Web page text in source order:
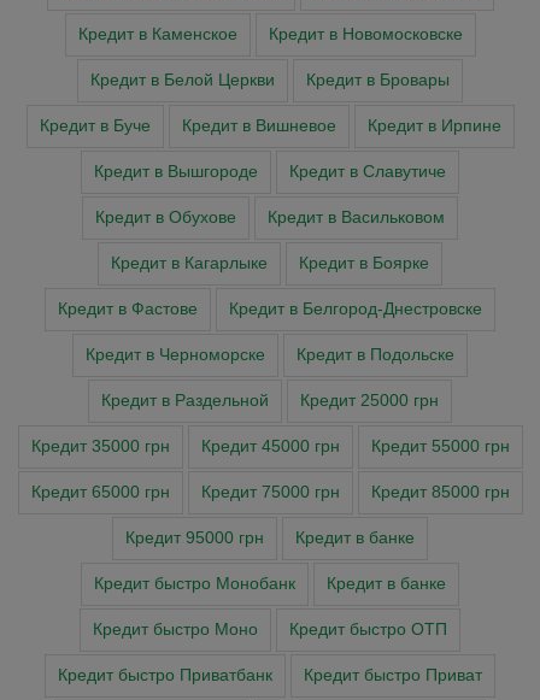
Кредит в Каменское Кредит в Новомосковске
Кредит в Белой Церкви Кредит в Бровары
Кредит в Буче Кредит в Вишневое Кредит в Ирпине
Кредит в Вышгороде Кредит в Славутиче
Кредит в Обухове Кредит в Васильковом
Кредит в Кагарлыке Кредит в Боярке
Кредит в Фастове Кредит в Белгород-Днестровске
Кредит в Черноморске Кредит в Подольске
Кредит в Раздельной Кредит 25000 грн
Кредит 35000 грн Кредит 45000 грн Кредит 55000 грн
Кредит 65000 грн Кредит 75000 грн Кредит 85000 грн
Кредит 95000 грн Кредит в банке
Кредит быстро Монобанк Кредит в банке
Кредит быстро Моно Кредит быстро ОТП
Кредит быстро Приватбанк Кредит быстро Приват